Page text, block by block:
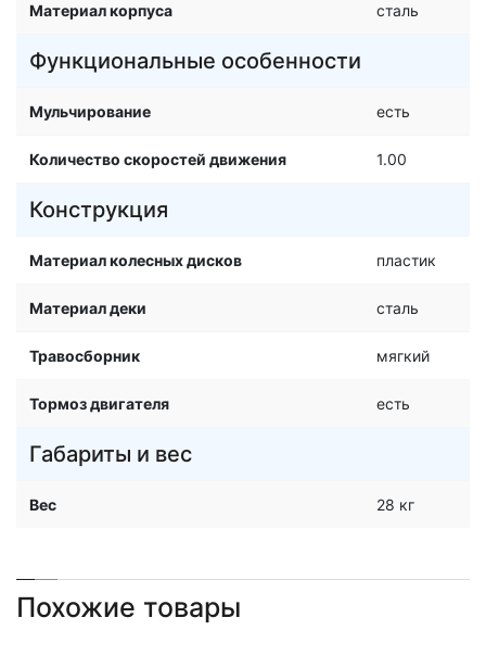
Материал корпуса сталь
Функциональные особенности
Мульчирование есть
Количество скоростей движения 1.00
Конструкция
Материал колесных дисков пластик
Материал деки сталь
Травосборник мягкий
Тормоз двигателя есть
Габариты и вес
Вес 28 кг
Похожие товары